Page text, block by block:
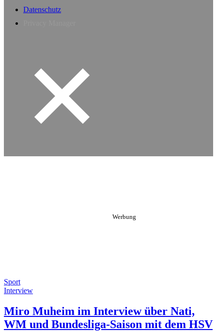
Datenschutz
Sport
Interview
Miro Muheim im Interview über Nati,
WM und Bundesliga-Saison mit dem HSV